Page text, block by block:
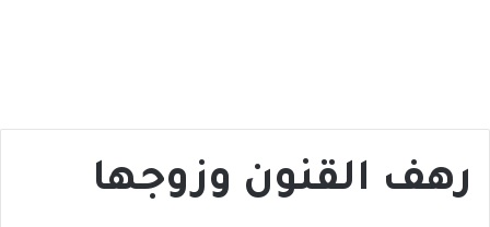
رهف القنون وزوجها